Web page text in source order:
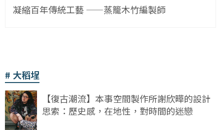
凝縮百年傳統工藝 ——蒸籠木竹編製師
大稻埕
【復古潮流】本事空間製作所謝欣曄的設計
思索：歷史感，在地性，對時間的迷戀